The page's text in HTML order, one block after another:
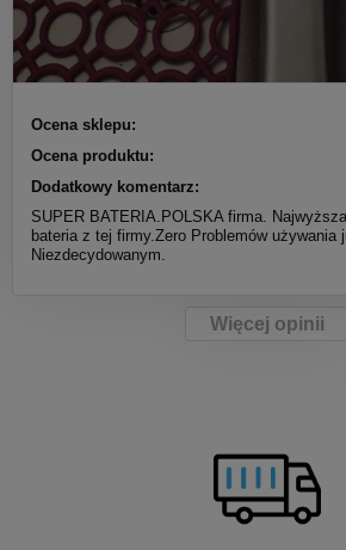
Ocena sklepu:
Ocena produktu:
Dodatkowy komentarz:
SUPER BATERIA.POLSKA firma.
bateria z tej firmy.Zero Problemów używania
Niezdecydowanym.
Więcej opinii